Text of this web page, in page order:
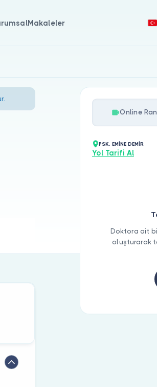
Makaleler
Online
PSK. EMİNE DEMİR
Yol Tarifi Al
Doktora ait
oluşturarak